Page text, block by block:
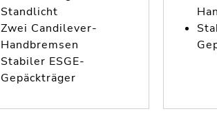
Standlicht
Zwei Candilever-
Handbremsen
Stabiler ESGE-
Gepäckträger